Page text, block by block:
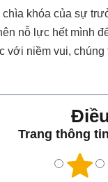
khóa của sự
nỗ lực hết mình
với niềm vui,
Trang thông